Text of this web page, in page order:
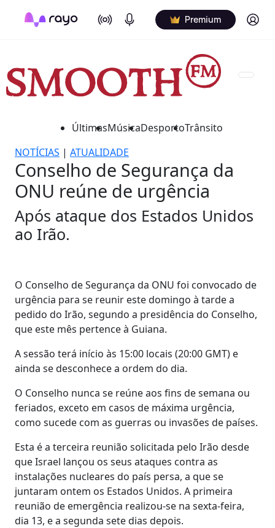
On Air Podcasts Premium Log in
ÚltimasMúsicaDesportoTrânsito
NOTÍCIAS | ATUALIDADE
Conselho de Segurança da
ONU reúne de urgência
Após ataque dos Estados Unidos
ao Irão.
O Conselho de Segurança da ONU foi convocado de
urgência para se reunir este domingo à tarde a
pedido do Irão, segundo a presidência do Conselho,
que este mês pertence à Guiana.
A sessão terá início às 15:00 locais (20:00 GMT) e
ainda se desconhece a ordem do dia.
O Conselho nunca se reúne aos fins de semana ou
feriados, exceto em casos de máxima urgência,
como sucede com as guerras ou invasões de países.
Esta é a terceira reunião solicitada pelo Irão desde
que Israel lançou os seus ataques contra as
instalações nucleares do país persa, a que se
juntaram ontem os Estados Unidos. A primeira
reunião de emergência realizou-se na sexta-feira,
dia 13, e a segunda sete dias depois.